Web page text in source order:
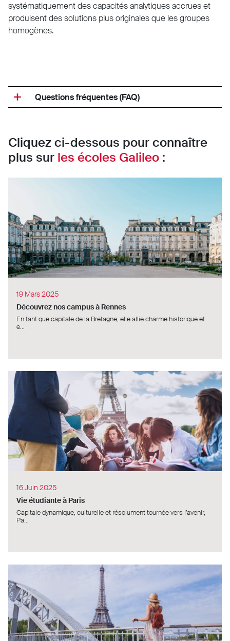
systématiquement des capacités analytiques accrues et
produisent des solutions plus originales que les groupes
homogènes.
Questions fréquentes (FAQ)
Cliquez ci-dessous pour connaître
plus sur les écoles Galileo :
19 Mars 2025
Découvrez nos campus à Rennes
En tant que capitale de la Bretagne, elle allie charme historique et
e...
16 Juin 2025
Vie étudiante à Paris
Capitale dynamique, culturelle et résolument tournée vers l’avenir,
Pa...